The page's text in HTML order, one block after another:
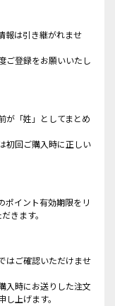
報は引き継がれませ
ご登録をお願いいたし
が「姓」としてまとめ
初回ご購入時に正しい
ポイント有効期限をリ
きます。
はご確認いただけませ
入時にお送りした注文
上げます。